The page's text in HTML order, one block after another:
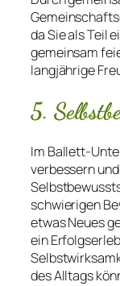
da Sie als Teil
gemeinsam
langjährige
5.
Im Ballett-
verbessern
schwierigen
etwas Neues
ein
des Alltags